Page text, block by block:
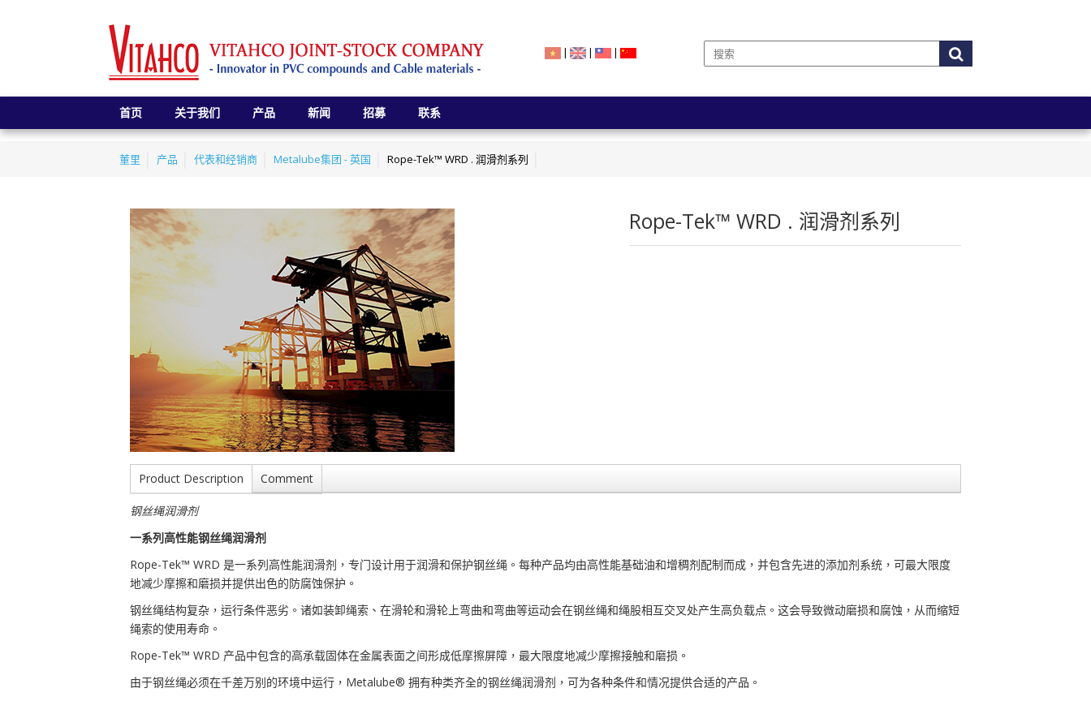
| | |
首页 关于我们 产品 新闻 招募 联系
董里 产品 代表和经销商 Metalube集团 - 英国 Rope-Tek™ WRD . 润滑剂系列
Rope-Tek™ WRD . 润滑剂系列
Product Description Comment
钢丝绳润滑剂
一系列高性能钢丝绳润滑剂
Rope-Tek™ WRD 是一系列高性能润滑剂，专门设计用于润滑和保护钢丝绳。每种产品均由高性能基础油和增稠剂配制而成，并包含先进的添加剂系统，可最大限度
地减少摩擦和磨损并提供出色的防腐蚀保护。
钢丝绳结构复杂，运行条件恶劣。诸如装卸绳索、在滑轮和滑轮上弯曲和弯曲等运动会在钢丝绳和绳股相互交叉处产生高负载点。这会导致微动磨损和腐蚀，从而缩短
绳索的使用寿命。
Rope-Tek™ WRD 产品中包含的高承载固体在金属表面之间形成低摩擦屏障，最大限度地减少摩擦接触和磨损。
由于钢丝绳必须在千差万别的环境中运行，Metalube® 拥有种类齐全的钢丝绳润滑剂，可为各种条件和情况提供合适的产品。